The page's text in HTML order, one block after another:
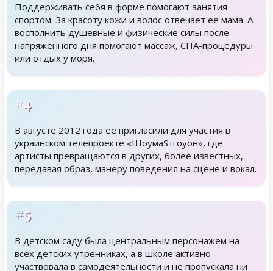
Поддерживать себя в форме помогают занятия
спортом. За красоту кожи и волос отвечает ее мама. А
восполнить душевные и физические силы после
напряжённого дня помогают массаж, СПА-процедуры
или отдых у моря.
#4
В августе 2012 года ее пригласили для участия в
украинском телепроекте «ШоумаSтгоуон», где
артисты превращаются в других, более известных,
передавая образ, манеру поведения на сцене и вокал.
#5
В детском саду была центральным персонажем на
всех детских утренниках, а в школе активно
участвовала в самодеятельности и не пропускала ни